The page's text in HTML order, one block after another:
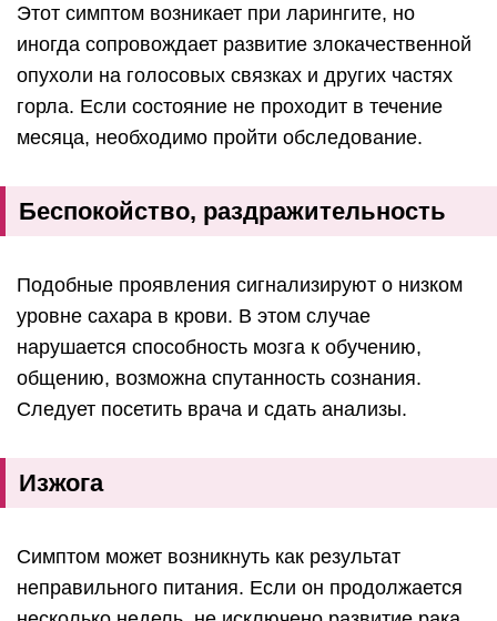
Этот симптом возникает при ларингите, но
иногда сопровождает развитие злокачественной
опухоли на голосовых связках и других частях
горла. Если состояние не проходит в течение
месяца, необходимо пройти обследование.
Беспокойство, раздражительность
Подобные проявления сигнализируют о низком
уровне сахара в крови. В этом случае
нарушается способность мозга к обучению,
общению, возможна спутанность сознания.
Следует посетить врача и сдать анализы.
Изжога
Симптом может возникнуть как результат
неправильного питания. Если он продолжается